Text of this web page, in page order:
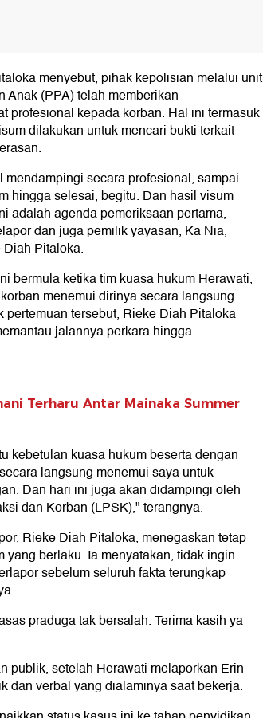
menyebut, pihak kepolisian melalui unit
Anak (PPA) telah memberikan
profesional kepada korban. Hal ini termasuk
dilakukan untuk mencari bukti terkait
secara profesional, sampai
hingga selesai, begitu. Dan hasil visum
adalah agenda pemeriksaan pertama,
dan juga pemilik yayasan, Ka Nia,
Pitaloka.
bermula ketika tim kuasa hukum Herawati,
menemui dirinya secara langsung
pertemuan tersebut, Rieke Diah Pitaloka
jalannya perkara hingga
Terharu Antar Mainaka Summer
kebetulan kuasa hukum beserta dengan
langsung menemui saya untuk
Dan hari ini juga akan didampingi oleh
dan Korban (LPSK)," terangnya.
Rieke Diah Pitaloka, menegaskan tetap
yang berlaku. Ia menyatakan, tidak ingin
sebelum seluruh fakta terungkap
praduga tak bersalah. Terima kasih ya
publik, setelah Herawati melaporkan Erin
dan verbal yang dialaminya saat bekerja.